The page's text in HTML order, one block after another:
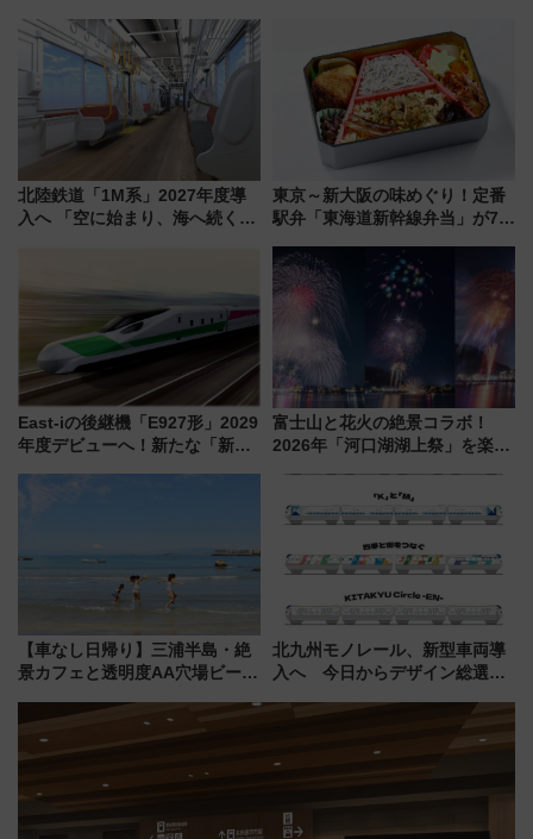
の絶景＆限定グルメを網羅！煩
雑な手続きも不要でお手軽に楽
しめるプランが登場
行開始に！ この夏は直通列車で
横浜へ！
北陸鉄道「1M系」2027年度導
入へ 「空に始まり、海へ続く」
東京～新大阪の味めぐり！定番
駅弁「東海道新幹線弁当」が7月
East-iの後継機「E927形」2029
年度デビューへ！新たな「新幹
説【JR東日本】
富士山と花火の絶景コラボ！
2026年「河口湖湖上祭」を楽し
【車なし日帰り】三浦半島・絶
景カフェと透明度AA穴場ビーチ
用してストレスフリー旅へ行こ
う！
北九州モノレール、新型車両導
入へ 今日からデザイン総選挙